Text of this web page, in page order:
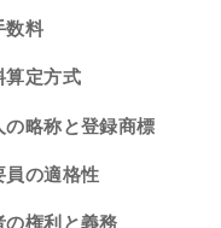
数料
算定方式
の略称と登録商標
員の適格性
の権利と義務